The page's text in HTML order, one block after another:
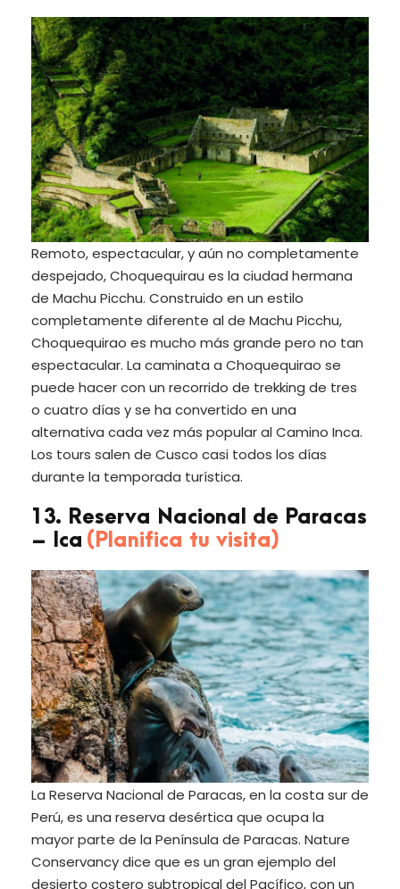
Remoto, espectacular, y aún no completamente
despejado, Choquequirau es la ciudad hermana
de Machu Picchu. Construido en un estilo
completamente diferente al de Machu Picchu,
Choquequirao es mucho más grande pero no tan
espectacular. La caminata a Choquequirao se
puede hacer con un recorrido de trekking de tres
o cuatro días y se ha convertido en una
alternativa cada vez más popular al Camino Inca.
Los tours salen de Cusco casi todos los días
durante la temporada turística.
13. Reserva Nacional de Paracas
– Ica (Planifica tu visita)
La Reserva Nacional de Paracas, en la costa sur de
Perú, es una reserva desértica que ocupa la
mayor parte de la Península de Paracas. Nature
Conservancy dice que es un gran ejemplo del
desierto costero subtropical del Pacífico, con un